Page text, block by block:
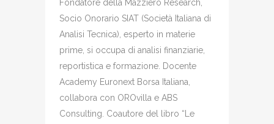
Fondatore della Mazziero Research,
Socio Onorario SIAT (Società Italiana di
Analisi Tecnica), esperto in materie
prime, si occupa di analisi finanziarie,
reportistica e formazione. Docente
Academy Euronext Borsa Italiana,
collabora con OROvilla e ABS
Consulting. Coautore del libro “Le